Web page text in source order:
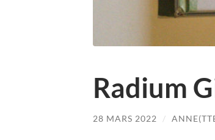
Radium
28 MARS 2022 /